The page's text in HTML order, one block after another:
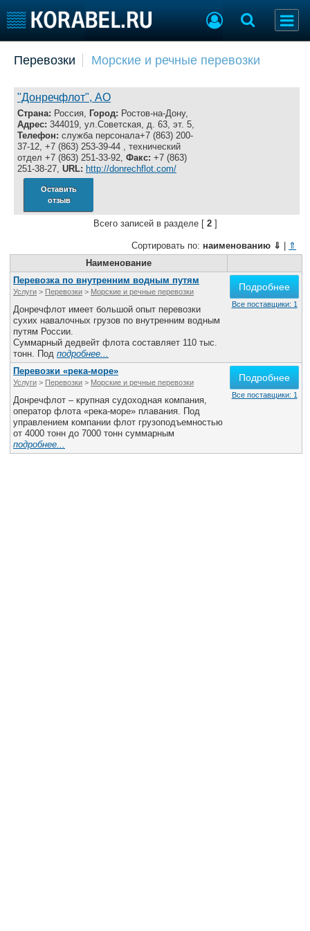
Пульс
Новости
Компании
Репутация
Работа
Крюинг
Журнал
Реклама
Продажа флота
Оборудование
Изделия
Материалы
Услуги
Конференции
Выставки и семинары
Личности
Флот
Галерея флота
Форум
Все службы
Перевозки Морские и речные перевозки
"Донречфлот", АО
Страна: Россия, Город: Ростов-на-Дону,
Адрес: 344019, ул.Советская, д. 63, эт. 5,
Телефон: служба персонала+7 (863) 200-
37-12, +7 (863) 253-39-44 , технический
отдел +7 (863) 251-33-92, Факс: +7 (863)
251-38-27, URL: http://donrechflot.com/
Оставить
отзыв
Всего записей в разделе [ 2]
Сортировать по: наименованию ⇓
⇑
Наименование
Перевозка по внутренним водным путям
Услуги > Перевозки > Морские и речные перевозки
Донречфлот имеет большой опыт перевозки
сухих навалочных грузов по внутренним водным
путям России.
Суммарный дедвейт флота составляет 110 тыс.
тонн. Под подробнее...
Подробнее
Все поставщики: 1
Перевозки «река-море»
Услуги > Перевозки > Морские и речные перевозки
Донречфлот – крупная судоходная компания,
оператор флота «река-море» плавания. Под
управлением компании флот грузоподъемностью
от 4000 тонн до 7000 тонн суммарным
подробнее...
Подробнее
Все поставщики: 1